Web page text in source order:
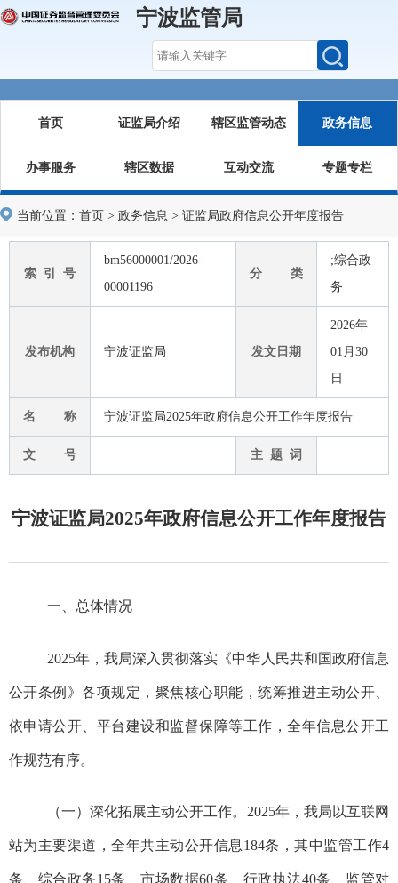
宁波监管局
首页 证监局介绍 辖区监管动态 政务信息
办事服务 辖区数据 互动交流 专题专栏
当前位置： 首页 > 政务信息 > 证监局政府信息公开年度报告
索 引 号
bm56000001/2026-
00001196
分 类
;综合政
务
发布机构 宁波证监局 发文日期
2026年
01月30
日
名 称 宁波证监局2025年政府信息公开工作年度报告
文 号 主 题 词
宁波证监局2025年政府信息公开工作年度报告
一、总体情况
2025年，我局深入贯彻落实《中华人民共和国政府信息
公开条例》各项规定，聚焦核心职能，统筹推进主动公开、
依申请公开、平台建设和监督保障等工作，全年信息公开工
作规范有序。
（一） 深化拓展主动公开工作。 2025年，我局以互联网
站为主要渠道，全年共主动公开信息184条，其中监管工作4
条、综合政务15条、市场数据60条、行政执法40条、监管对